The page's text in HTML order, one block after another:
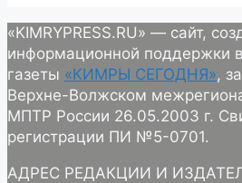
«KIMRYPRESS.RU» — сайт,
информационной поддержки
газеты «КИМРЫ СЕГОДНЯ»,
Верхне-Волжском
МПТР России 26.05.2003 г.
регистрации ПИ №5-0701.
АДРЕС РЕДАКЦИИ И